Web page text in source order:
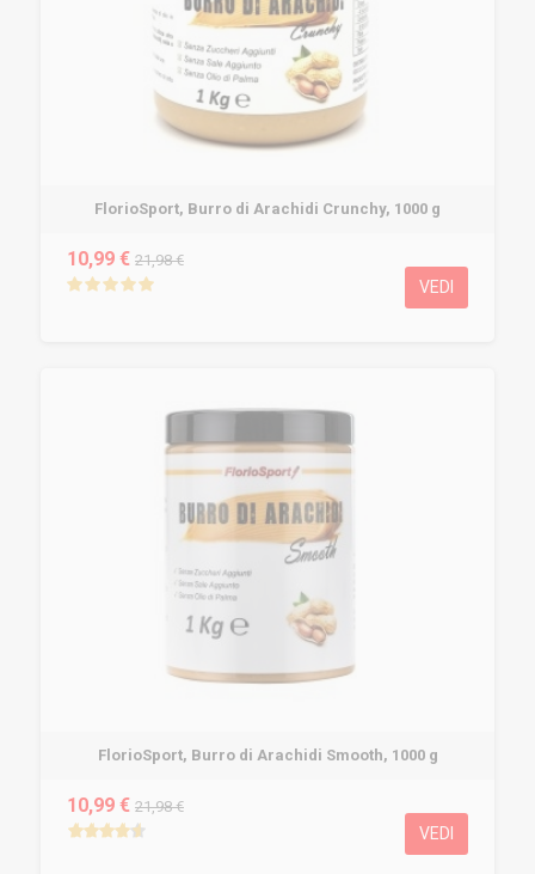
FlorioSport, Burro di Arachidi Crunchy, 1000 g
10,99 € 21,98 €
VEDI
FlorioSport, Burro di Arachidi Smooth, 1000 g
10,99 € 21,98 €
VEDI